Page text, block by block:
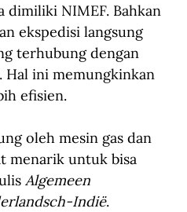
NIMEF. Bahkan
ekspedisi langsung
terhubung dengan
Hal ini memungkinkan
efisien.
oleh mesin gas dan
menarik untuk bisa
Algemeen
Indië.